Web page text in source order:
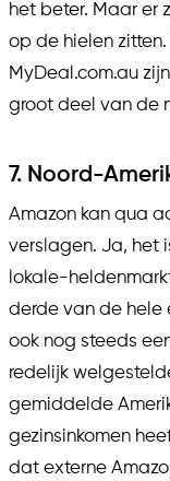
het beter. Maar er
op de hielen
MyDeal.com.au
groot deel van de
7. Noord-
Amazon kan qua
verslagen. Ja, het
lokale-
derde van de hele
ook nog steeds
redelijk
gemiddelde
gezinsinkomen
dat externe